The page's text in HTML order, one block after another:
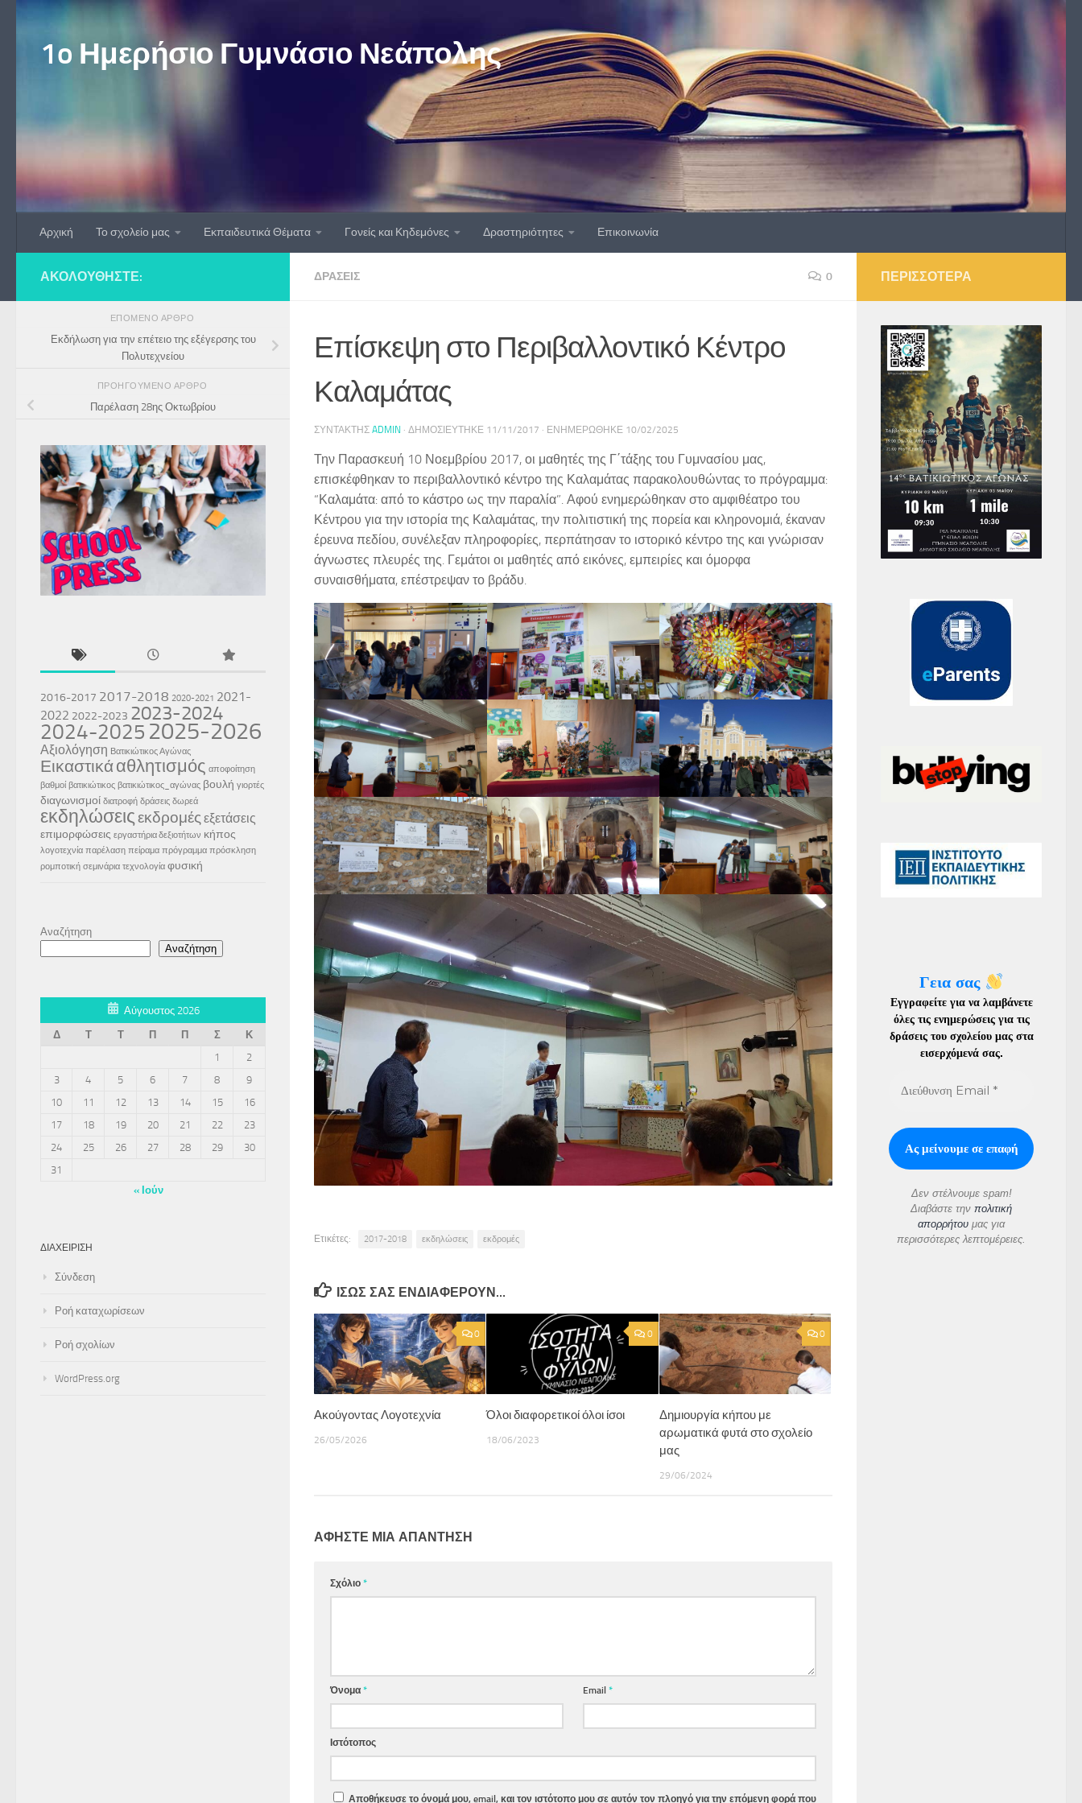
1o Ημερήσιο Γυμνάσιο Νεάπολης
Αρχική Το σχολείο μας Εκπαιδευτικά Θέματα Γονείς και Κηδεμόνες Δραστηριότητες Επικοινωνία
ΔΡΆΣΕΙΣ 0
Επίσκεψη στο Περιβαλλοντικό Κέντρο
Καλαμάτας
ΣΥΝΤΆΚΤΗΣ ADMIN · ΔΗΜΟΣΙΕΎΤΗΚΕ 11/11/2017 · ΕΝΗΜΕΡΏΘΗΚΕ 10/02/2025
Την Παρασκευή 10 Νοεμβρίου 2017, οι μαθητές της Γ΄τάξης του Γυμνασίου μας,
επισκέφθηκαν το περιβαλλοντικό κέντρο της Καλαμάτας παρακολουθώντας το πρόγραμμα:
“Καλαμάτα: από το κάστρο ως την παραλία”. Αφού ενημερώθηκαν στο αμφιθέατρο του
Κέντρου για την ιστορία της Καλαμάτας, την πολιτιστική της πορεία και κληρονομιά, έκαναν
έρευνα πεδίου, συνέλεξαν πληροφορίες, περπάτησαν το ιστορικό κέντρο της και γνώρισαν
άγνωστες πλευρές της. Γεμάτοι οι μαθητές από εικόνες, εμπειρίες και όμορφα
συναισθήματα, επέστρεψαν το βράδυ.
Ετικέτες: 2017-2018 εκδηλώσεις εκδρομές
ΊΣΩΣ ΣΑΣ ΕΝΔΙΑΦΈΡΟΥΝ…
0
Ακούγοντας Λογοτεχνία
26/05/2026
0
Όλοι διαφορετικοί όλοι ίσοι
18/06/2023
0
Δημιουργία κήπου με
αρωματικά φυτά στο σχολείο
μας
29/06/2024
ΑΦΉΣΤΕ ΜΙΑ ΑΠΆΝΤΗΣΗ
Σχόλιο *
Όνομα * Email*
Ιστότοπος
Αποθήκευσε το όνομά μου, email, και τον ιστότοπο μου σε αυτόν τον πλοηγό για την επόμενη φορά που
ΑΚΟΛΟΥΘΉΣΤΕ:
ΕΠΌΜΕΝΟ ΆΡΘΡΟ
Εκδήλωση για την επέτειο της εξέγερσης του
Πολυτεχνείου
ΠΡΟΗΓΟΎΜΕΝΟ ΆΡΘΡΟ
Παρέλαση 28ης Οκτωβρίου
2016-2017 2017-2018 2020-2021 2021-
2022 2022-2023 2023-2024
2024-2025 2025-2026
Αξιολόγηση Βατικιώτικος Αγώνας
Εικαστικάαθλητισμός αποφοίτηση
βαθμοί βατικιώτικος βατικιώτικος_αγώνας βουλή γιορτές
διαγωνισμοί διατροφή δράσεις δωρεά
εκδηλώσειςεκδρομές εξετάσεις
επιμορφώσεις εργαστήρια δεξιοτήτων κήπος
λογοτεχνία παρέλαση πείραμα πρόγραμμα πρόσκληση
ρομποτική σεμινάρια τεχνολογία φυσική
Αναζήτηση
Αναζήτηση
Αύγουστος 2026
Δ
Τ Τ Π Π Σ
Κ
1
2
3
4 5 6 7 8
9
10
11 12 13 14 15
16
17
18 19 20 21 22
23
24
25 26 27 28 29
30
31
« Ιούν
ΔΙΑΧΕΊΡΙΣΗ
Σύνδεση
Ροή καταχωρίσεων
Ροή σχολίων
WordPress.org
ΠΕΡΙΣΣΌΤΕΡΑ
Γεια σας
Εγγραφείτε για να λαμβάνετε
όλες τις ενημερώσεις για τις
δράσεις του σχολείου μας στα
εισερχόμενά σας.
Δεν στέλνουμε spam!
Διαβάστε την πολιτική
απορρήτου μας για
περισσότερες λεπτομέρειες.